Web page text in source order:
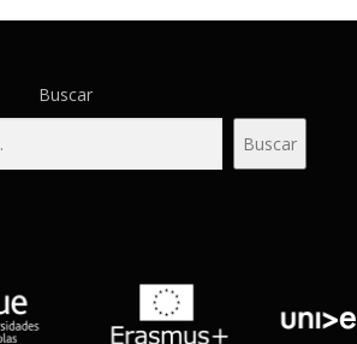
Buscar
Buscar